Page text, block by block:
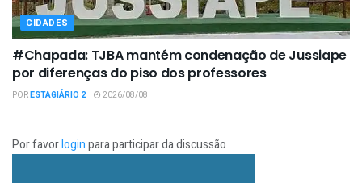
CIDADES
#Chapada: TJBA mantém condenação de Jussiape
por diferenças do piso dos professores
PORESTAGIÁRIO 2 2026/08/08
Por favorloginpara participar da discussão